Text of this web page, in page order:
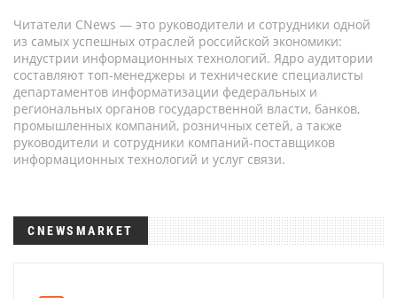
Читатели CNews — это руководители и сотрудники одной
из самых успешных отраслей российской экономики:
индустрии информационных технологий. Ядро аудитории
составляют топ-менеджеры и технические специалисты
департаментов информатизации федеральных и
региональных органов государственной власти, банков,
промышленных компаний, розничных сетей, а также
руководители и сотрудники компаний-поставщиков
информационных технологий и услуг связи.
CNEWSMARKET